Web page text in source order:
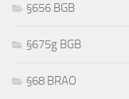
§656 BGB
§675g BGB
§68 BRAO